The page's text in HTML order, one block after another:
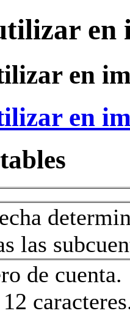
en
en
en
las
de cuenta.